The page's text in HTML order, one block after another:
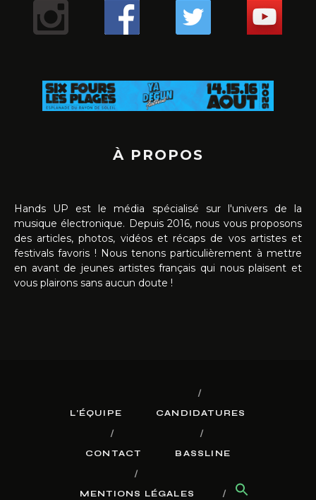
À PROPOS
Hands UP est le média spécialisé sur l'univers de la
musique électronique. Depuis 2016, nous vous proposons
des articles, photos, vidéos et récaps de vos artistes et
festivals favoris ! Nous tenons particulièrement à mettre
en avant de jeunes artistes français qui nous plaisent et
vous plairons sans aucun doute !
L’ÉQUIPE CANDIDATURES
CONTACT BASSLINE
MENTIONS LÉGALES